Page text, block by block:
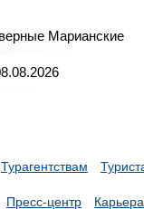
Марианские
Турагентствам
Пресс-центр